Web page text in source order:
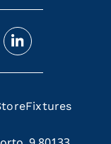
Fixtures